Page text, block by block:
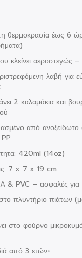
θερμοκρασία έως 6
κλείνει αεροστεγώς
λαβή για
2 καλαμάκια και
από ανοξείδωτο
420ml (14oz)
7 x 7 x 19 cm
& PVC – ασφαλές για
στο πλυντήριο πιάτων
στο φούρνο
από 3 ετών+